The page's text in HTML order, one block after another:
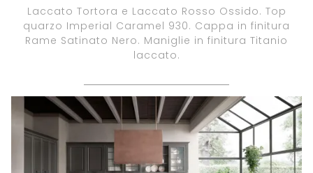
Laccato Tortora e Laccato Rosso Ossido. Top
quarzo Imperial Caramel 930. Cappa in finitura
Rame Satinato Nero. Maniglie in finitura Titanio
laccato.